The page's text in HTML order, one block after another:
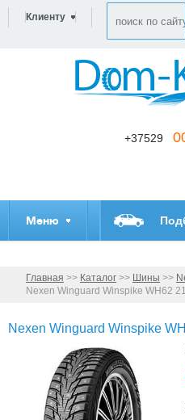
Клиенту
+37529
Меню
Главная >> Каталог >> Шины >>
Nexen Winguard Winspike WH62
Nexen Winguard Winspike